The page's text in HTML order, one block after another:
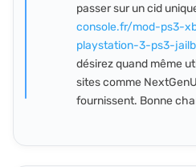
passer sur un cid
console.fr/mod-ps3-
playstation-3-ps3-
désirez quand même
sites comme
fournissent. Bonne